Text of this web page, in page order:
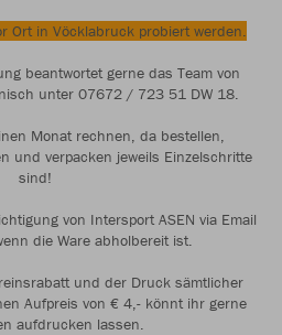
Ort in Vöcklabruck probiert werden.
beantwortet gerne das Team von
unter 07672 / 723 51 DW 18.
Monat rechnen, da bestellen,
und verpacken jeweils Einzelschritte
sind!
von Intersport ASEN via Email
die Ware abholbereit ist.
und der Druck sämtlicher
Aufpreis von € 4,- könnt ihr gerne
aufdrucken lassen.